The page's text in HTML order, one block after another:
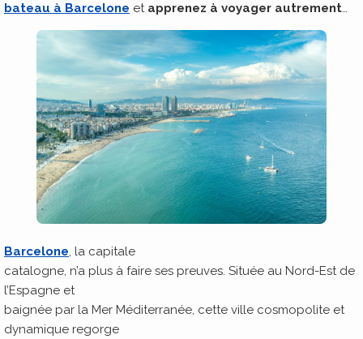
bateau à Barcelone et apprenez à voyager autrement…
Barcelone, la capitale
catalogne, n’a plus à faire ses preuves. Située au Nord-Est de
l’Espagne et
baignée par la Mer Méditerranée, cette ville cosmopolite et
dynamique regorge